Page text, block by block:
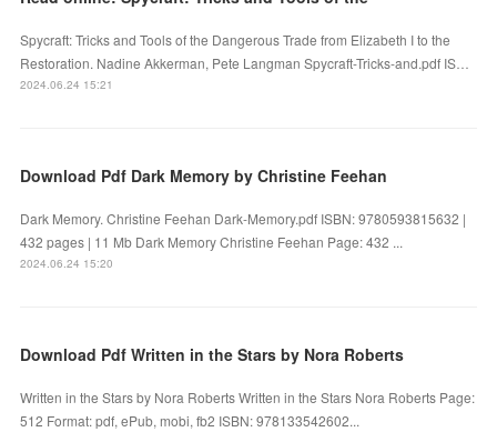
Spycraft: Tricks and Tools of the Dangerous Trade from Elizabeth I to the
Restoration. Nadine Akkerman, Pete Langman Spycraft-Tricks-and.pdf IS…
2024.06.24 15:21
Download Pdf Dark Memory by Christine Feehan
Dark Memory. Christine Feehan Dark-Memory.pdf ISBN: 9780593815632 |
432 pages | 11 Mb Dark Memory Christine Feehan Page: 432 ...
2024.06.24 15:20
Download Pdf Written in the Stars by Nora Roberts
Written in the Stars by Nora Roberts Written in the Stars Nora Roberts Page:
512 Format: pdf, ePub, mobi, fb2 ISBN: 978133542602...